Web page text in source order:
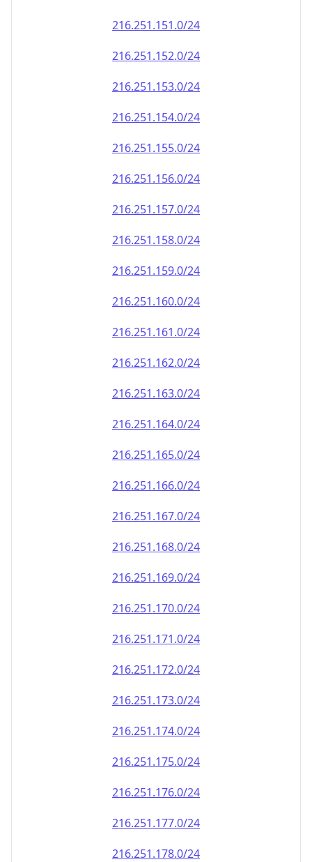
216.251.151.0/24
216.251.152.0/24
216.251.153.0/24
216.251.154.0/24
216.251.155.0/24
216.251.156.0/24
216.251.157.0/24
216.251.158.0/24
216.251.159.0/24
216.251.160.0/24
216.251.161.0/24
216.251.162.0/24
216.251.163.0/24
216.251.164.0/24
216.251.165.0/24
216.251.166.0/24
216.251.167.0/24
216.251.168.0/24
216.251.169.0/24
216.251.170.0/24
216.251.171.0/24
216.251.172.0/24
216.251.173.0/24
216.251.174.0/24
216.251.175.0/24
216.251.176.0/24
216.251.177.0/24
216.251.178.0/24